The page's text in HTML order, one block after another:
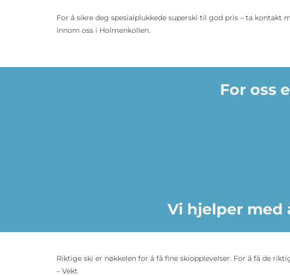
For å sikre deg spesialplukkede superski til god pris – ta kontakt
innom oss i Holmenkollen.
For oss
Vi hjelper med
Riktige ski er nøkkelen for å få fine skiopplevelser. For å få de
– Vekt